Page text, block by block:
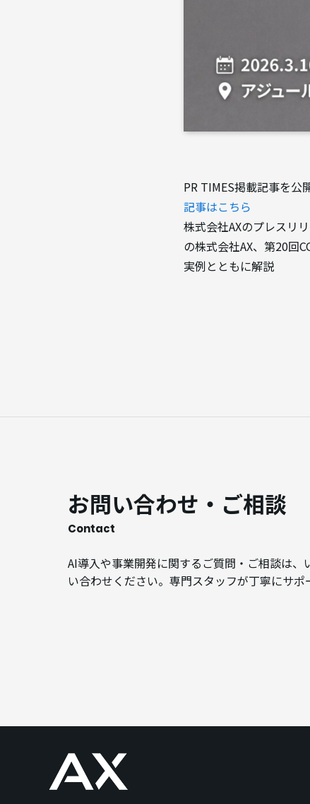
PR TIMES掲載記事を公
記事はこちら
株式会社AXのプレスリ
の株式会社AX、第20回
実例とともに解説
お問い合わせ・ご相談
Contact
AI導入や事業開発に関するご質問・ご相談は、
い合わせください。専門スタッフが丁寧にサポ